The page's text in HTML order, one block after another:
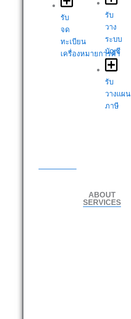
รับ
จด
ทะเบียน
เครื่องหมายการค้า
รับ
วาง
ระบบ
บัญชี
รับ
วางแผน
ภาษี
ABOUT
SERVICES